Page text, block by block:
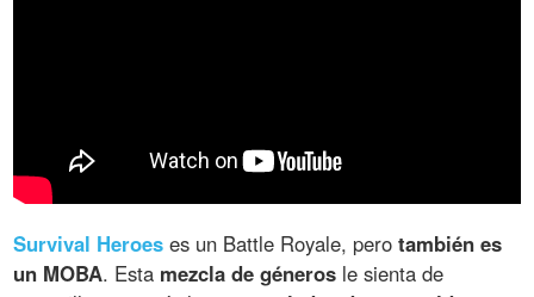
Survival Heroes es un Battle Royale, perotambién es
un MOBA. Esta mezcla de géneros le sienta de